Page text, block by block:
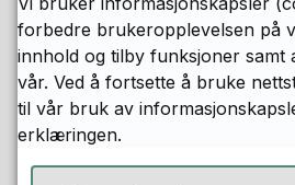
r
l
Fant du det du
forbedre brukeropplevelsen på
innhold og tilby funksjoner samt
vår. Ved å fortsette å bruke
til vår bruk av
erklæringen.